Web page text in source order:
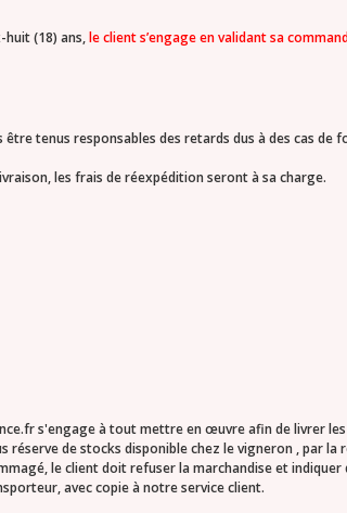
huit (18) ans,le client s’engage en validant sa
tenus responsables des retards dus à des cas de
les frais de réexpédition seront à sa charge.
s'engage à tout mettre en œuvre afin de livrer
de stocks disponible chez le vigneron , par
le client doit refuser la marchandise et
avec copie à notre service client.